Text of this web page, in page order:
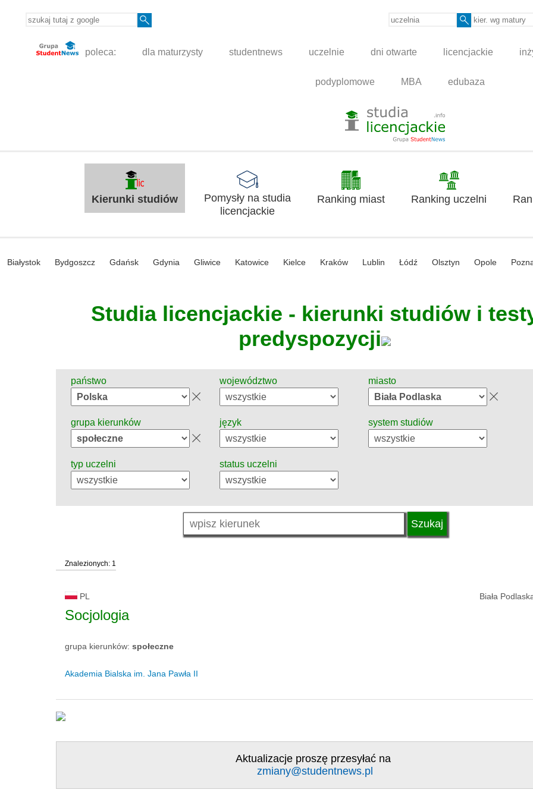
poleca: dla maturzysty studentnews uczelnie dni otwarte licencjackie
podyplomowe MBA edubaza
Kierunki studiów
Pomysły na studia
licencjackie
Ranking miast Ranking uczelni
Białystok Bydgoszcz Gdańsk Gdynia Gliwice Katowice Kielce Kraków Lublin Łódź Olsztyn Opole
Studia licencjackie - kierunki studiów i
predyspozycji
państwo województwo miasto
grupa kierunków język system studiów
typ uczelni status uczelni
Znalezionych: 1
PL Biała
Socjologia
grupa kierunków: społeczne
Akademia Bialska im. Jana Pawła II
Aktualizacje proszę przesyłać na
zmiany@studentnews.pl